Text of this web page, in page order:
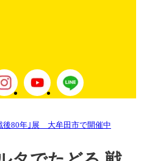
後80年｣展 大牟田市で開催中